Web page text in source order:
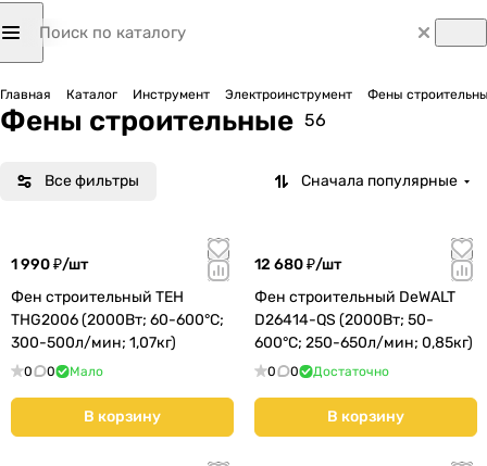
Главная Каталог Инструмент Электроинструмент Фены
Фены строительные 56
Все фильтры Сначала популярные
1 990 ₽/шт
Фен строительный TEH
THG2006 (2000Вт; 60-600°С;
300-500л/мин; 1,07кг)
0 0 Мало
В корзину
12 680 ₽/шт
Фен строительный DeWALT
D26414-QS (2000Вт; 50-
600°С; 250-650л/мин; 0,85кг)
0 0 Достаточно
В корзину